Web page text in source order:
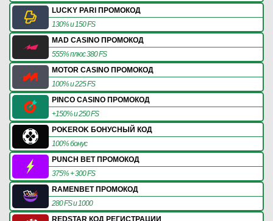
LUCKY PARI ПРОМОКОД
130% и 150 FS
MAD CASINO ПРОМОКОД
555% плюс 380 FS
MOTOR CASINO ПРОМОКОД
100% и 225 FS
PINCO CASINO ПРОМОКОД
+150% и 250 FS
POKEROK БОНУСНЫЙ КОД
100% бонус
PUNCH BET ПРОМОКОД
375% + 300 FS
RAMENBET ПРОМОКОД
280 FS и 1000
REDSTAR КОД РЕГИСТРАЦИИ